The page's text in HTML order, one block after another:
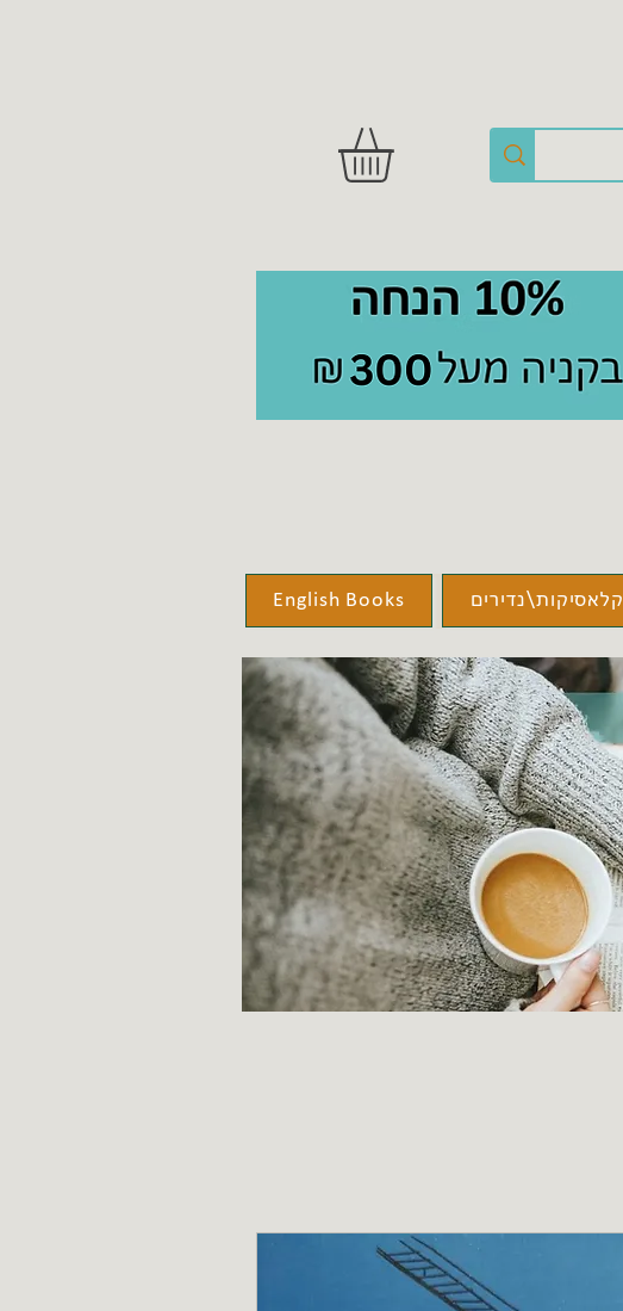
קלאסיקות\נדירים English Books